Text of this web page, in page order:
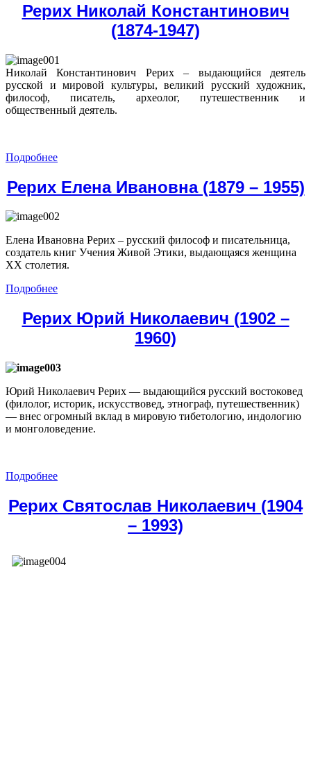
Рерих Николай Константинович
(1874-1947)
Николай Константинович Рерих – выдающийся деятель
русской и мировой культуры, великий русский художник,
философ, писатель, археолог, путешественник и
общественный деятель.
Подробнее
Рерих Елена Ивановна (1879 – 1955)
Елена Ивановна Рерих – русский философ и писательница,
создатель книг Учения Живой Этики, выдающаяся женщина
ХХ столетия.
Подробнее
Рерих Юрий Николаевич (1902 –
1960)
Юрий Николаевич Рерих — выдающийся русский востоковед
(филолог, историк, искусствовед, этнограф, путешественник)
— внес огромный вклад в мировую тибетологию, индологию
и монголоведение.
Подробнее
Рерих Святослав Николаевич (1904
– 1993)